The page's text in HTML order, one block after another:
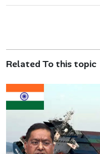
Related To this topic